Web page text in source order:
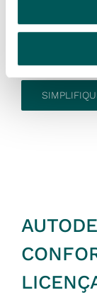
reduzir os
revendedor
hoje a um